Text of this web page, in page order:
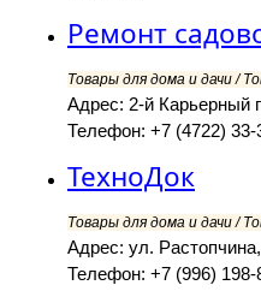
Ремонт
Товары для дома и дачи /
Адрес: 2-й Карьерный
Телефон: +7 (4722) 33-
ТехноДок
Товары для дома и дачи /
Адрес: ул.
Телефон: +7 (996) 198-